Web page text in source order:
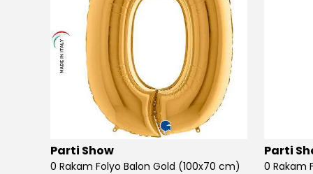
Parti Show
0 Rakam Folyo Balon Gold (100x70 cm)
Parti
0 Rakam